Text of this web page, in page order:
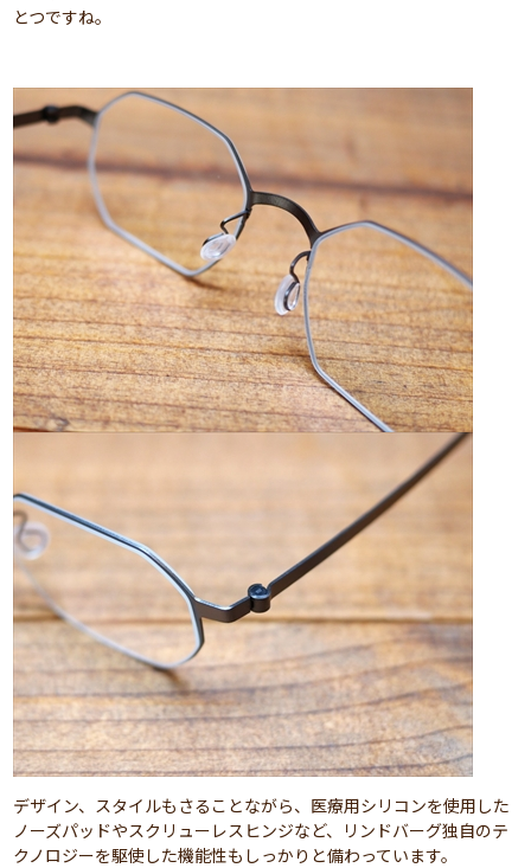
とつですね。
デザイン、スタイルもさることながら、医療用シリコンを使用した
ノーズパッドやスクリューレスヒンジなど、リンドバーグ独自のテ
クノロジーを駆使した機能性もしっかりと備わっています。